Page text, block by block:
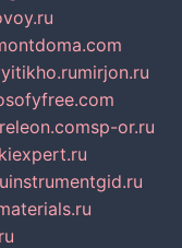
mirjon.ru
sp-or.ru
instrumentgid.ru